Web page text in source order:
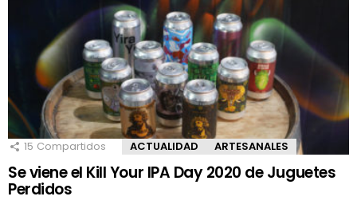
15 Compartidos ACTUALIDAD ARTESANALES
Se viene el Kill Your IPA Day 2020 de Juguetes
Perdidos